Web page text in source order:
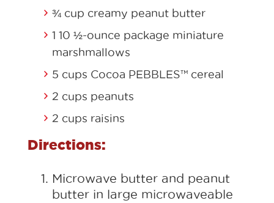
¾ cup creamy peanut butter
1 10 ½-ounce package miniature
marshmallows
5 cups Cocoa PEBBLES™ cereal
2 cups peanuts
2 cups raisins
Directions:
Microwave butter and peanut
butter in large microwaveable